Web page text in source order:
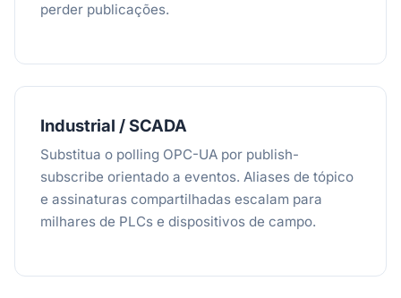
perder publicações.
Industrial / SCADA
Substitua o polling OPC-UA por publish-
subscribe orientado a eventos. Aliases de tópico
e assinaturas compartilhadas escalam para
milhares de PLCs e dispositivos de campo.